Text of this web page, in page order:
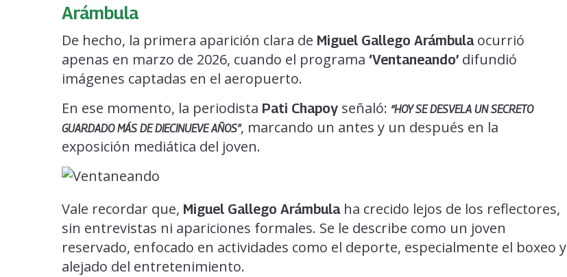
Arámbula
De hecho, la primera aparición clara de Miguel Gallego Arámbula ocurrió
apenas en marzo de 2026, cuando el programa ‘Ventaneando’ difundió
imágenes captadas en el aeropuerto.
En ese momento, la periodista Pati Chapoy señaló: “HOY SE DESVELA UN SECRETO
GUARDADO MÁS DE DIECINUEVE AÑOS”, marcando un antes y un después en la
exposición mediática del joven.
Vale recordar que, Miguel Gallego Arámbulaha crecido lejos de los reflectores,
sin entrevistas ni apariciones formales. Se le describe como un joven
reservado, enfocado en actividades como el deporte, especialmente el boxeo y
alejado del entretenimiento.